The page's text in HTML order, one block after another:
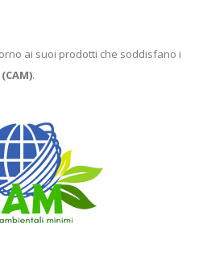
ai suoi prodotti che soddisfano i
.